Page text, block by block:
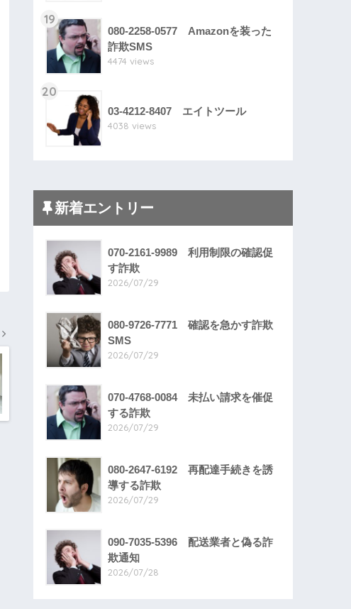
19
080-2258-0577 Amazonを装った
詐欺SMS
4474 views
20
03-4212-8407 エイトツール
4038 views
新着エントリー
070-2161-9989 利用制限の確認促
す詐欺
2026/07/29
080-9726-7771 確認を急かす詐欺
SMS
2026/07/29
070-4768-0084 未払い請求を催促
する詐欺
2026/07/29
080-2647-6192 再配達手続きを誘
導する詐欺
2026/07/29
090-7035-5396 配送業者と偽る詐
欺通知
2026/07/28